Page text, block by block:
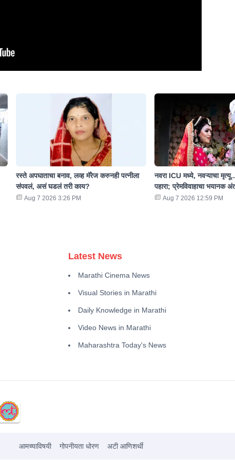
रस्ते अपघाताचा बनाव, लव्ह मॅरेज करुनही पत्नीला
संपवलं, असं घडलं तरी काय?
Aug 7 2026 3:26 PM
नवरा ICU मध्ये, नवऱ्याचा
पहारा; प्रेमविवाहाचा भयानक
Aug 7 2026 12:59 PM
Latest News
Marathi Cinema News
Visual Stories in Marathi
Daily Knowledge in Marathi
Video News in Marathi
Maharashtra Today's News
आमच्याविषयी गोपनीयता धोरण अटी आणिशर्थी